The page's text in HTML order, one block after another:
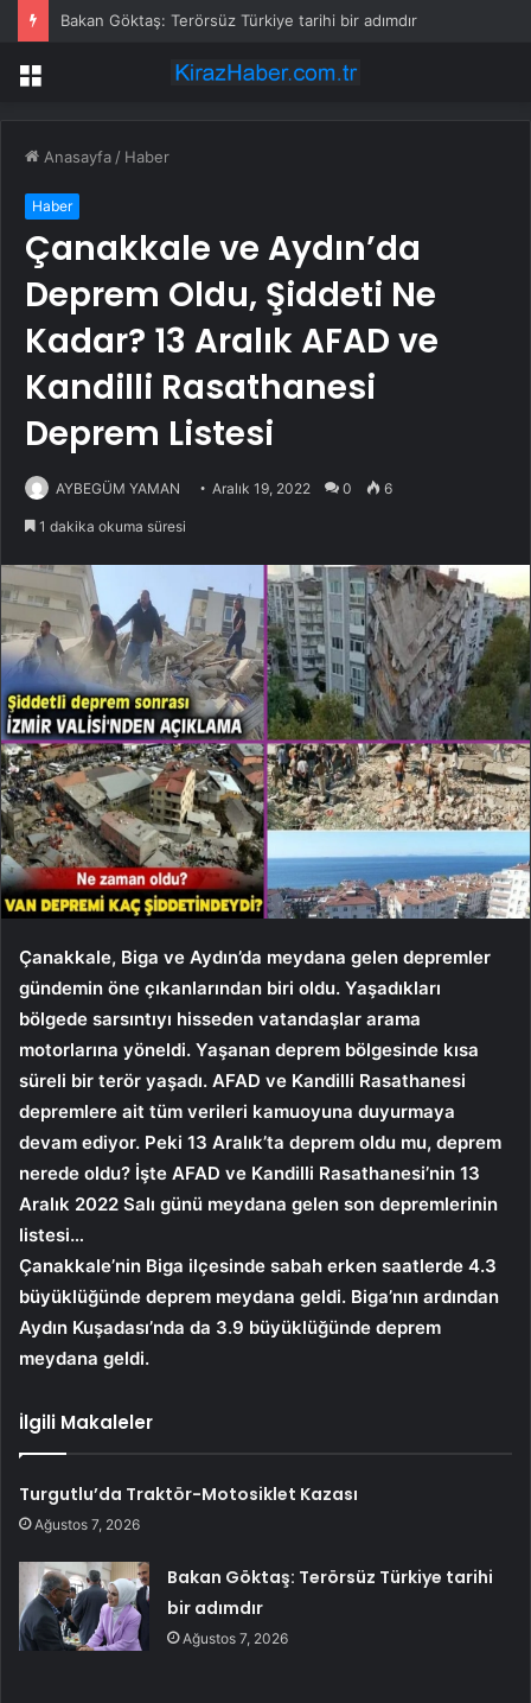
Bakan Göktaş: Terörsüz Türkiye tarihi bir adımdır
Menü
Anasayfa / Haber
Haber
Çanakkale ve Aydın’da
Deprem Oldu, Şiddeti Ne
Kadar? 13 Aralık AFAD ve
Kandilli Rasathanesi
Deprem Listesi
AYBEGÜM YAMAN Aralık 19, 2022 0 6
1 dakika okuma süresi
Çanakkale, Biga ve Aydın’da meydana gelen depremler
gündemin öne çıkanlarından biri oldu. Yaşadıkları
bölgede sarsıntıyı hisseden vatandaşlar arama
motorlarına yöneldi. Yaşanan deprem bölgesinde kısa
süreli bir terör yaşadı. AFAD ve Kandilli Rasathanesi
depremlere ait tüm verileri kamuoyuna duyurmaya
devam ediyor. Peki 13 Aralık’ta deprem oldu mu, deprem
nerede oldu? İşte AFAD ve Kandilli Rasathanesi’nin 13
Aralık 2022 Salı günü meydana gelen son depremlerinin
listesi…
Çanakkale’nin Biga ilçesinde sabah erken saatlerde 4.3
büyüklüğünde deprem meydana geldi. Biga’nın ardından
Aydın Kuşadası’nda da 3.9 büyüklüğünde deprem
meydana geldi.
İlgili Makaleler
Turgutlu’da Traktör-Motosiklet Kazası
Ağustos 7, 2026
Bakan Göktaş: Terörsüz Türkiye tarihi
bir adımdır
Ağustos 7, 2026